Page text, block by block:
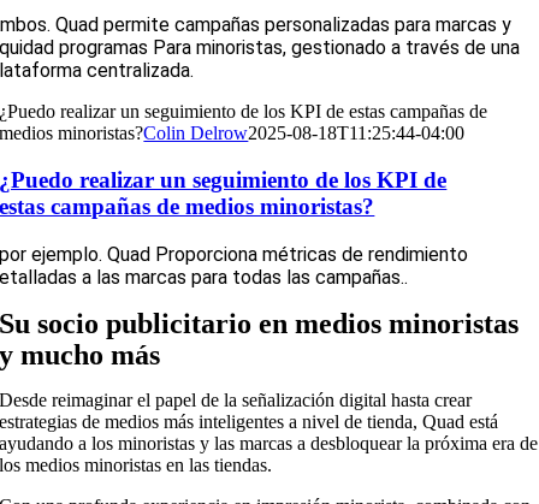
Quadpermite campañas personalizadas para marcas y
programas Para minoristas, gestionado a través de una
centralizada.
¿Puedo realizar un seguimiento de los KPI de estas campañas de
medios minoristas?Colin Delrow2025-08-18T11:25:44-04:00
¿Puedo realizar un seguimiento de los KPI de
estas campañas de medios minoristas?
por ejemplo.Quad Proporciona métricas de rendimiento
a las marcas para todas las campañas..
Su socio publicitario en medios minoristas
y mucho más
Desde reimaginar el papel de la señalización digital hasta crear
estrategias de medios más inteligentes a nivel de tienda, Quad está
ayudando a los minoristas y las marcas a desbloquear la próxima era de
los medios minoristas en las tiendas.